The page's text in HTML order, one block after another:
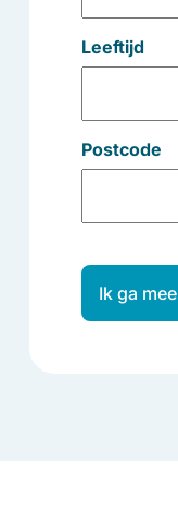
Leeftijd
Postcode
Ik ga mee